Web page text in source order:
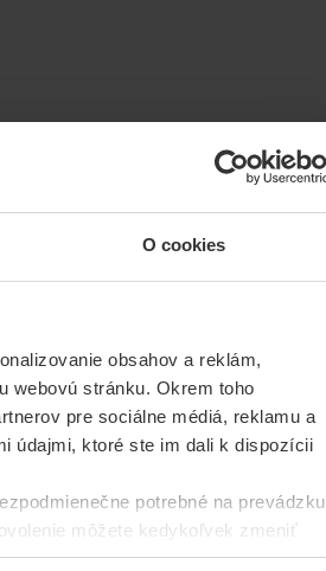
O cookies
obsahov a reklám,
webovú stránku. Okrem toho
pre sociálne médiá, reklamu a
údajmi, ktoré ste im dali k dispozícii
potrebné na prevádzku
môžete kedykoľvek zmeniť
našej webovej stránky.